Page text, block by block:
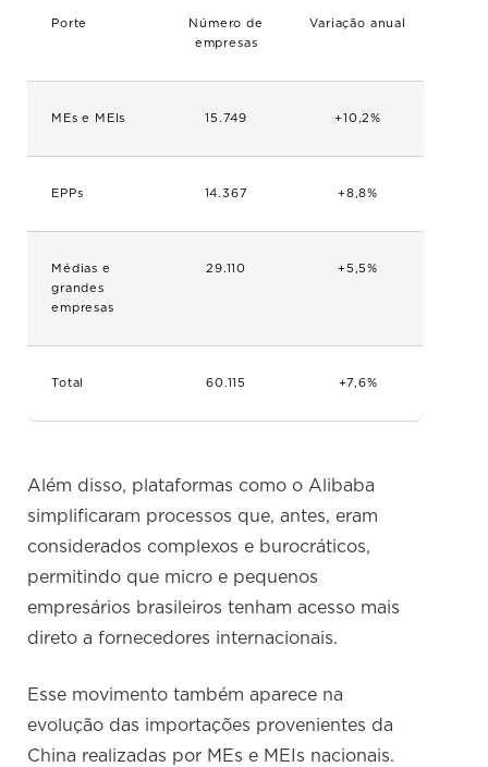
Porte
Número de
empresas
Variação anual
MEs e MEIs 15.749 +10,2%
EPPs 14.367 +8,8%
Médias e
grandes
empresas
29.110 +5,5%
Total 60.115 +7,6%
Além disso, plataformas como o Alibaba
simplificaram processos que, antes, eram
considerados complexos e burocráticos,
permitindo que micro e pequenos
empresários brasileiros tenham acesso mais
direto a fornecedores internacionais.
Esse movimento também aparece na
evolução das importações provenientes da
China realizadas por MEs e MEIs nacionais.